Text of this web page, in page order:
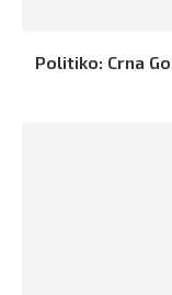
Politiko: Crna